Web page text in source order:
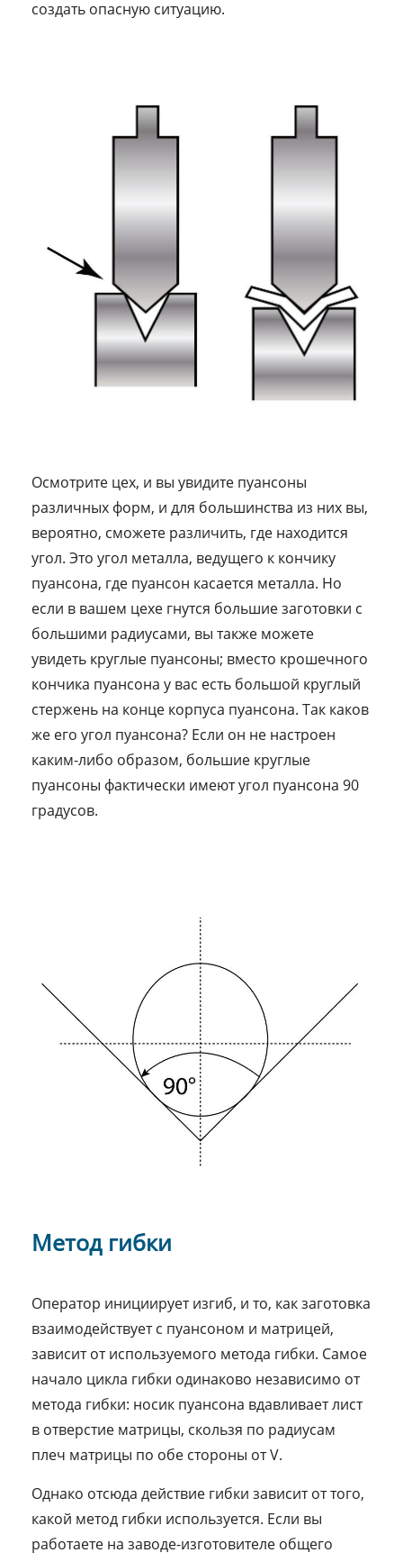
создать опасную ситуацию.
Осмотрите цех, и вы увидите пуансоны
различных форм, и для большинства из них вы,
вероятно, сможете различить, где находится
угол. Это угол металла, ведущего к кончику
пуансона, где пуансон касается металла. Но
если в вашем цехе гнутся большие заготовки с
большими радиусами, вы также можете
увидеть круглые пуансоны; вместо крошечного
кончика пуансона у вас есть большой круглый
стержень на конце корпуса пуансона. Так каков
же его угол пуансона? Если он не настроен
каким-либо образом, большие круглые
пуансоны фактически имеют угол пуансона 90
градусов.
Метод гибки
Оператор инициирует изгиб, и то, как заготовка
взаимодействует с пуансоном и матрицей,
зависит от используемого метода гибки. Самое
начало цикла гибки одинаково независимо от
метода гибки: носик пуансона вдавливает лист
в отверстие матрицы, скользя по радиусам
плеч матрицы по обе стороны от V.
Однако отсюда действие гибки зависит от того,
какой метод гибки используется. Если вы
работаете на заводе-изготовителе общего